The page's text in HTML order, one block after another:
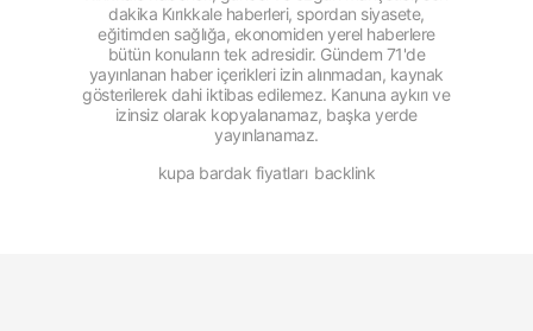
dakika Kırıkkale haberleri, spordan siyasete,
eğitimden sağlığa, ekonomiden yerel haberlere
bütün konuların tek adresidir. Gündem 71'de
yayınlanan haber içerikleri izin alınmadan, kaynak
gösterilerek dahi iktibas edilemez. Kanuna aykırı ve
izinsiz olarak kopyalanamaz, başka yerde
yayınlanamaz.
kupa bardak fiyatları backlink